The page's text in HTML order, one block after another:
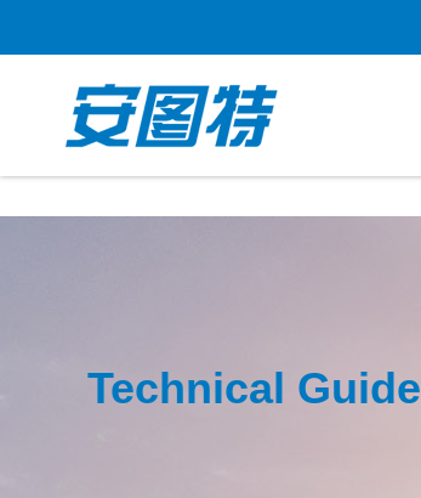
Technical Guide